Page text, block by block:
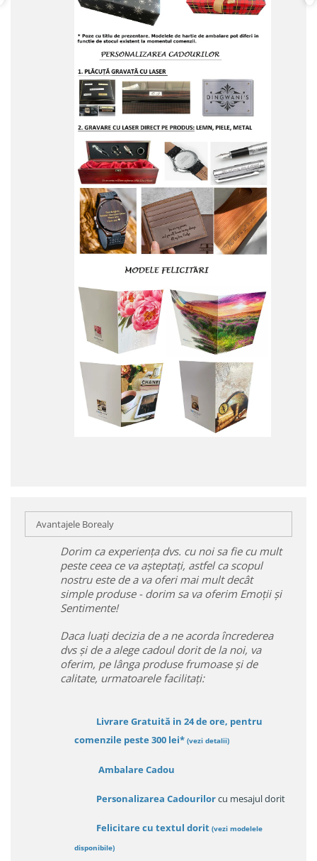
Avantajele Borealy
Dorim ca experiența dvs. cu noi sa fie cu mult
peste ceea ce va așteptați, astfel ca scopul
nostru este de a va oferi mai mult decât
simple produse - dorim sa va oferim Emoții și
Sentimente!
Daca luați decizia de a ne acorda încrederea
dvs și de a alege cadoul dorit de la noi, va
oferim, pe lânga produse frumoase și de
calitate, urmatoarele facilitați:
Livrare Gratuită in 24 de ore, pentru
comenzile peste 300 lei* (vezi detalii)
Ambalare Cadou
Personalizarea Cadourilorcu mesajul dorit
Felicitare cu textul dorit (vezi modelele
disponibile)